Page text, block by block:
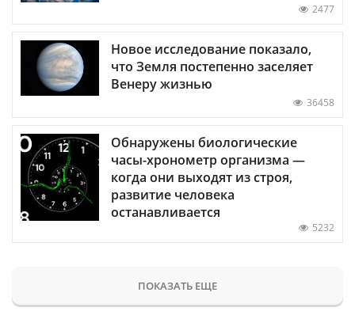
2477
Новое исследование показало,
что Земля постепенно заселяет
Венеру жизнью
36458
Обнаружены биологические
часы-хронометр организма —
когда они выходят из строя,
развитие человека
останавливается
5232
ПОКАЗАТЬ ЕЩЕ